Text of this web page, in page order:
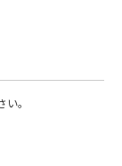
。